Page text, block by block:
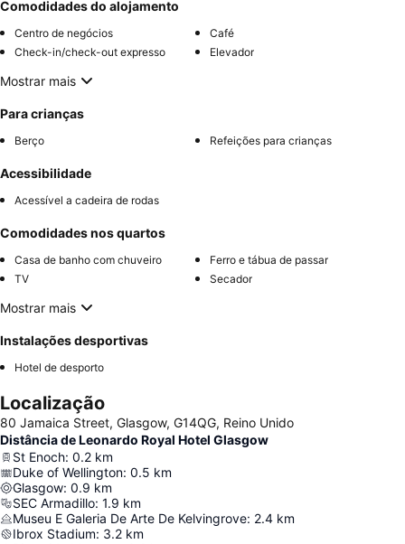
Comodidades do alojamento
Centro de negócios
Café
Check-in/check-out expresso
Elevador
Mostrar mais
Para crianças
Berço Refeições para crianças
Acessibilidade
Acessível a cadeira de rodas
Comodidades nos quartos
Casa de banho com chuveiro
Ferro e tábua de passar
TV
Secador
Mostrar mais
Instalações desportivas
Hotel de desporto
Localização
80 Jamaica Street, Glasgow, G14QG, Reino Unido
Distância de Leonardo Royal Hotel Glasgow
St Enoch: 0.2 km
Duke of Wellington: 0.5 km
Glasgow: 0.9 km
SEC Armadillo: 1.9 km
Museu E Galeria De Arte De Kelvingrove: 2.4 km
Ibrox Stadium: 3.2 km